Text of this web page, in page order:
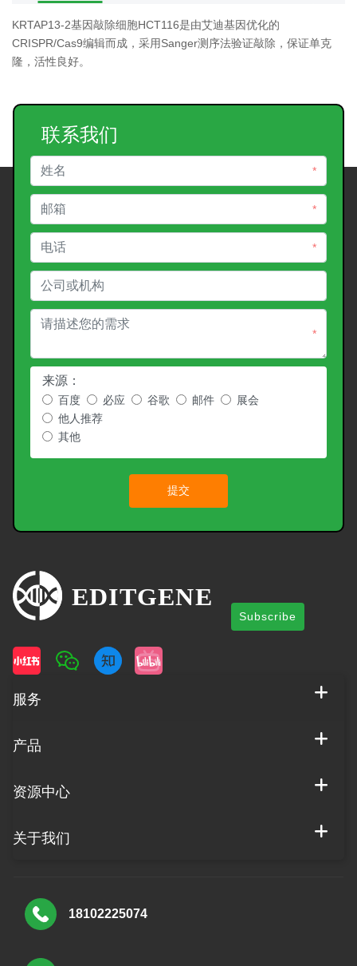
KRTAP13-2基因敲除细胞HCT116是由艾迪基因优化的
CRISPR/Cas9编辑而成，采用Sanger测序法验证敲除，保证单克
隆，活性良好。
联系我们
*
*
*
*
来源：
百度 必应 谷歌 邮件
展会
他人推荐
其他
提交
Subscribe
服务
产品
资源中心
关于我们
18102225074